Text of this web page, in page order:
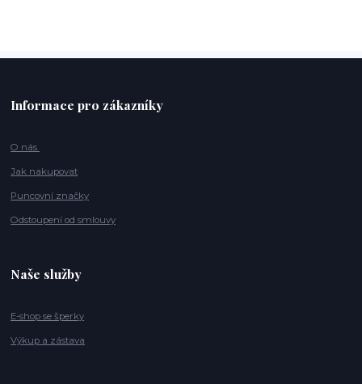
Informace pro zákazníky
O nás
Jak nakupovat
Puncovní značky
Odstoupení od smlouvy
Naše služby
E-shop se šperky
Výkup a zástava